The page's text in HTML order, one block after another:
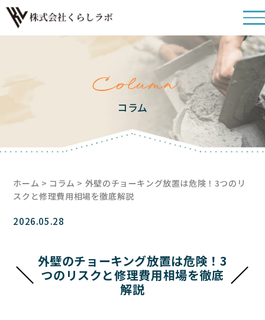
Column
コラム
ホーム > コラム > 外壁のチョーキング放置は危険！3つのリ
スクと修理費用相場を徹底解説
2026.05.28
外壁のチョーキング放置は危険！3
つのリスクと修理費用相場を徹底
解説